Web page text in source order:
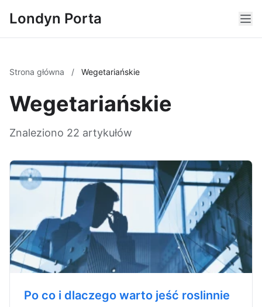
Londyn Porta
Strona główna / Wegetariańskie
Wegetariańskie
Znaleziono 22 artykułów
Po co i dlaczego warto jeść roslinnie